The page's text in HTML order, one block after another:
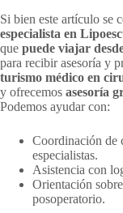
Si bien este artículo se
especialista en
que puede viajar
para recibir asesoría y
turismo médico en
y ofrecemos asesoría
Podemos ayudar con:
Coordinación de
especialistas.
Asistencia con
Orientación
posoperatorio.